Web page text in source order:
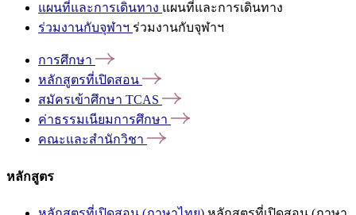
แผนที่และการเดินทาง แผนที่และการเดินทาง
ร่วมงานกับจุฬาฯ ร่วมงานกับจุฬาฯ
การศึกษา
หลักสูตรที่เปิดสอน
สมัครเข้าศึกษา TCAS
ค่าธรรมเนียมการศึกษา
คณะและสำนักวิชา
หลักสูตร